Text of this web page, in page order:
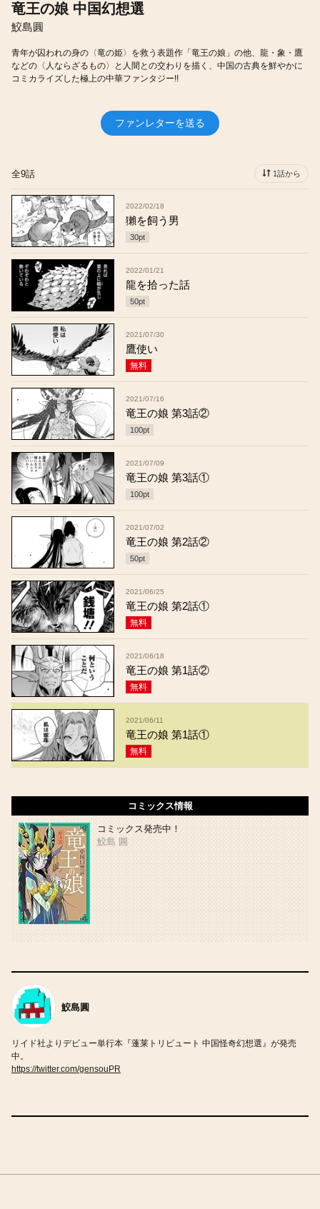
竜王の娘 中国幻想選
鮫島圓
青年が囚われの身の〈竜の姫〉を救う表題作「竜王の娘」の他、龍・象・鷹
などの〈人ならざるもの〉と人間との交わりを描く、中国の古典を鮮やかに
コミカライズした極上の中華ファンタジー!!
ファンレターを送る
全9話 1話から
2022/02/18
獺を飼う男
30pt
2022/01/21
龍を拾った話
50pt
2021/07/30
鷹使い
無料
2021/07/16
竜王の娘 第3話②
100pt
2021/07/09
竜王の娘 第3話①
100pt
2021/07/02
竜王の娘 第2話②
50pt
2021/06/25
竜王の娘 第2話①
無料
2021/06/18
竜王の娘 第1話②
無料
2021/06/11
竜王の娘 第1話①
無料
コミックス情報
コミックス発売中！
鮫島 圓
鮫島圓
リイド社よりデビュー単行本『蓬莱トリビュート 中国怪奇幻想選』が発売
中。
https://twitter.com/gensouPR